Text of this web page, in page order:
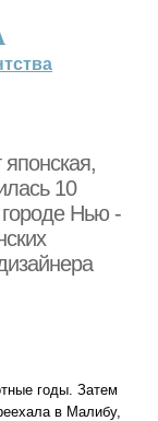
10
городе Нью -
годы. Затем
в Малибу,